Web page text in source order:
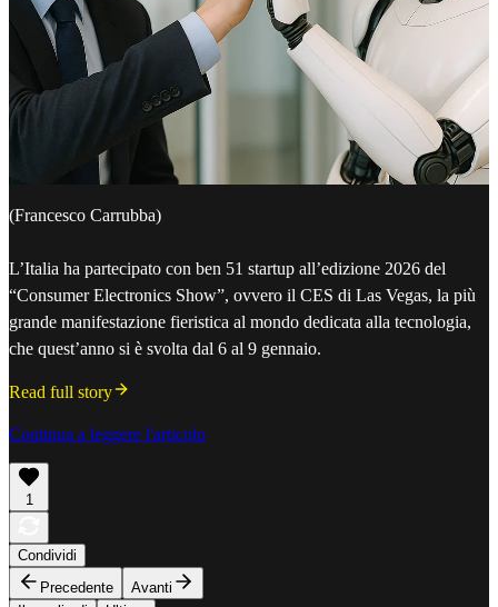
(Francesco Carrubba)
L’Italia ha partecipato con ben 51 startup all’edizione 2026 del
“Consumer Electronics Show”, ovvero il CES di Las Vegas, la più
grande manifestazione fieristica al mondo dedicata alla tecnologia,
che quest’anno si è svolta dal 6 al 9 gennaio.
Read full story
Continua a leggere l'articolo
1
Condividi
Precedente
Avanti